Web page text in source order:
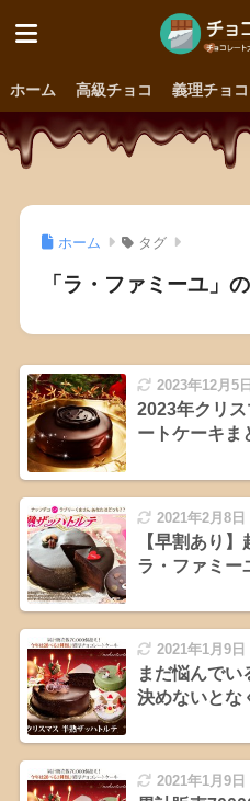
ホーム 高級チョコ 義理チョコ
ホーム タグ
「ラ・ファミーユ」
2023年12月5日
2023年クリ
ートケーキま
2021年2月8日
【早割あり
ラ・ファミー
2021年1月9日
まだ悩んで
決めないとな
2021年1月9日